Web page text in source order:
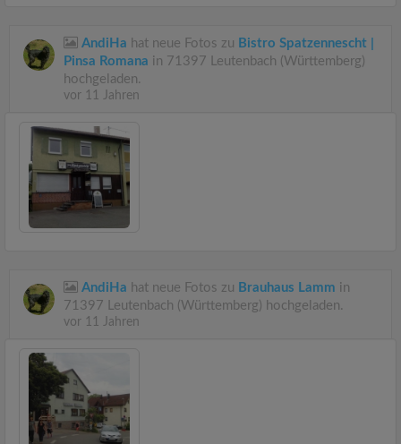
AndiHa hat neue Fotos zu Bistro Spatzennescht |
Pinsa Romana in 71397 Leutenbach (Württemberg)
hochgeladen.
vor 11 Jahren
AndiHa hat neue Fotos zu Brauhaus Lamm in
71397 Leutenbach (Württemberg) hochgeladen.
vor 11 Jahren